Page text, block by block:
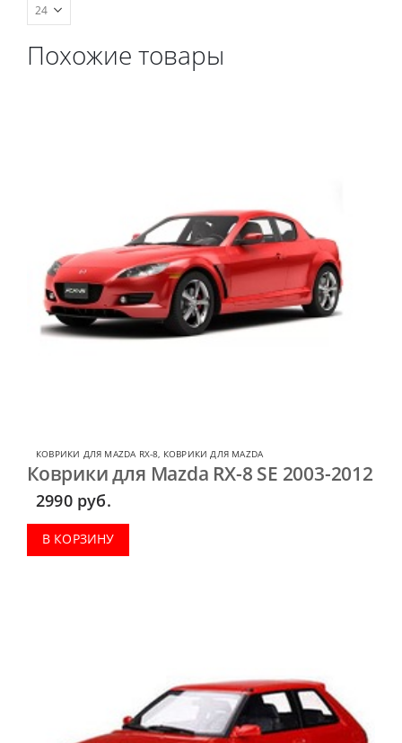
Похожие товары
КОВРИКИ ДЛЯ MAZDA RX-8, КОВРИКИ ДЛЯ MAZDA
Коврики для Mazda RX-8 SE 2003-2012
2990 руб.
В КОРЗИНУ